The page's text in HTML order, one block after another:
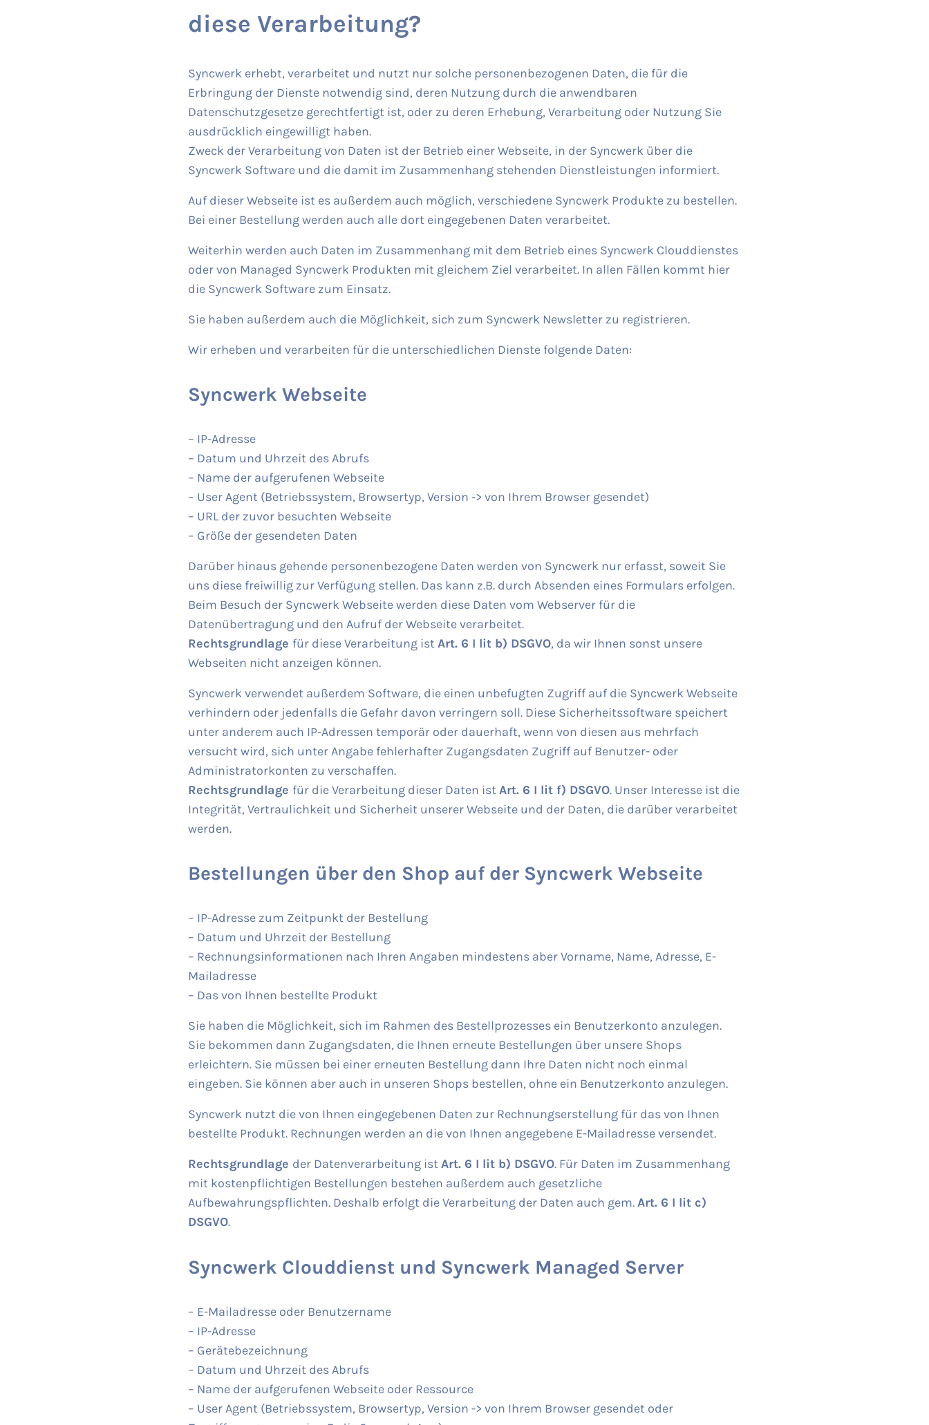
diese Verarbeitung?
Syncwerk erhebt, verarbeitet und nutzt nur solche personenbezogenen Daten, die für die
Erbringung der Dienste notwendig sind, deren Nutzung durch die anwendbaren
Datenschutzgesetze gerechtfertigt ist, oder zu deren Erhebung, Verarbeitung oder Nutzung Sie
ausdrücklich eingewilligt haben.
Zweck der Verarbeitung von Daten ist der Betrieb einer Webseite, in der Syncwerk über die
Syncwerk Software und die damit im Zusammenhang stehenden Dienstleistungen informiert.
Auf dieser Webseite ist es außerdem auch möglich, verschiedene Syncwerk Produkte zu bestellen.
Bei einer Bestellung werden auch alle dort eingegebenen Daten verarbeitet.
Weiterhin werden auch Daten im Zusammenhang mit dem Betrieb eines Syncwerk Clouddienstes
oder von Managed Syncwerk Produkten mit gleichem Ziel verarbeitet. In allen Fällen kommt hier
die Syncwerk Software zum Einsatz.
Sie haben außerdem auch die Möglichkeit, sich zum Syncwerk Newsletter zu registrieren.
Wir erheben und verarbeiten für die unterschiedlichen Dienste folgende Daten:
Syncwerk Webseite
– IP-Adresse
– Datum und Uhrzeit des Abrufs
– Name der aufgerufenen Webseite
– User Agent (Betriebssystem, Browsertyp, Version -> von Ihrem Browser gesendet)
– URL der zuvor besuchten Webseite
– Größe der gesendeten Daten
Darüber hinaus gehende personenbezogene Daten werden von Syncwerk nur erfasst, soweit Sie
uns diese freiwillig zur Verfügung stellen. Das kann z.B. durch Absenden eines Formulars erfolgen.
Beim Besuch der Syncwerk Webseite werden diese Daten vom Webserver für die
Datenübertragung und den Aufruf der Webseite verarbeitet.
Rechtsgrundlage für diese Verarbeitung istArt. 6 I lit b) DSGVO, da wir Ihnen sonst unsere
Webseiten nicht anzeigen können.
Syncwerk verwendet außerdem Software, die einen unbefugten Zugriff auf die Syncwerk Webseite
verhindern oder jedenfalls die Gefahr davon verringern soll. Diese Sicherheitssoftware speichert
unter anderem auch IP-Adressen temporär oder dauerhaft, wenn von diesen aus mehrfach
versucht wird, sich unter Angabe fehlerhafter Zugangsdaten Zugriff auf Benutzer- oder
Administratorkonten zu verschaffen.
Rechtsgrundlage für die Verarbeitung dieser Daten istArt. 6 I lit f) DSGVO. Unser Interesse ist die
Integrität, Vertraulichkeit und Sicherheit unserer Webseite und der Daten, die darüber verarbeitet
werden.
Bestellungen über den Shop auf der Syncwerk Webseite
– IP-Adresse zum Zeitpunkt der Bestellung
– Datum und Uhrzeit der Bestellung
– Rechnungsinformationen nach Ihren Angaben mindestens aber Vorname, Name, Adresse, E-
Mailadresse
– Das von Ihnen bestellte Produkt
Sie haben die Möglichkeit, sich im Rahmen des Bestellprozesses ein Benutzerkonto anzulegen.
Sie bekommen dann Zugangsdaten, die Ihnen erneute Bestellungen über unsere Shops
erleichtern. Sie müssen bei einer erneuten Bestellung dann Ihre Daten nicht noch einmal
eingeben. Sie können aber auch in unseren Shops bestellen, ohne ein Benutzerkonto anzulegen.
Syncwerk nutzt die von Ihnen eingegebenen Daten zur Rechnungserstellung für das von Ihnen
bestellte Produkt. Rechnungen werden an die von Ihnen angegebene E-Mailadresse versendet.
Rechtsgrundlage der Datenverarbeitung istArt. 6 I lit b) DSGVO. Für Daten im Zusammenhang
mit kostenpflichtigen Bestellungen bestehen außerdem auch gesetzliche
Aufbewahrungspflichten. Deshalb erfolgt die Verarbeitung der Daten auch gem.Art. 6 I lit c)
DSGVO.
Syncwerk Clouddienst und Syncwerk Managed Server
– E-Mailadresse oder Benutzername
– IP-Adresse
– Gerätebezeichnung
– Datum und Uhrzeit des Abrufs
– Name der aufgerufenen Webseite oder Ressource
– User Agent (Betriebssystem, Browsertyp, Version -> von Ihrem Browser gesendet oder